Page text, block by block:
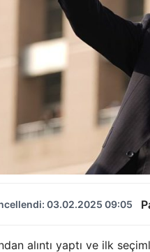
03.02.2025 09:05
alıntı yaptı ve ilk